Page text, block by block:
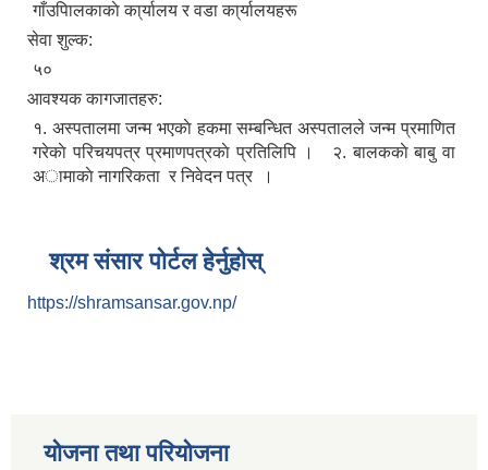
गाँउपािलकाकाे का्र्यालय र वडा का्र्यालयहरू
सेवा शुल्क:
५०
आवश्यक कागजातहरु:
१. अस्पतालमा जन्म भएकाे हकमा सम्बन्धित अस्पतालले जन्म प्रमाणित
गरेकाे परिचयपत्र प्रमाणपत्रकाे प्रतिलिपि । २. बालककाे बाबु वा
अामाकाे नागरिकता र निवेदन पत्र ।
श्रम संसार पोर्टल हेर्नुहोस्
https://shramsansar.gov.np/
योजना तथा परियोजना